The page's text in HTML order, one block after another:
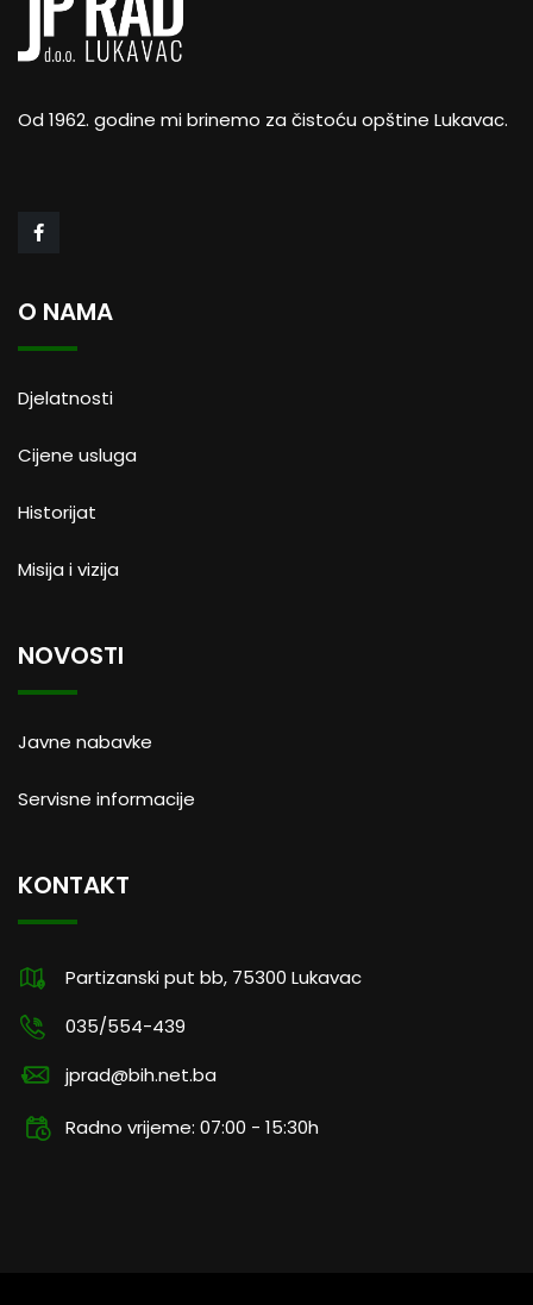
Od 1962. godine mi brinemo za čistoću opštine Lukavac.
O NAMA
Djelatnosti
Cijene usluga
Historijat
Misija i vizija
NOVOSTI
Javne nabavke
Servisne informacije
KONTAKT
Partizanski put bb, 75300 Lukavac
035/554-439
jprad@bih.net.ba
Radno vrijeme: 07:00 - 15:30h